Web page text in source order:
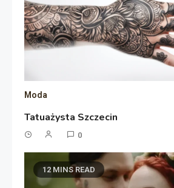
Moda
Tatuażysta Szczecin
0
12 MINS READ